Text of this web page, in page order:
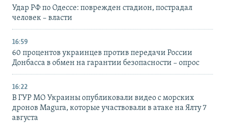
Удар РФ по Одессе: поврежден стадион, пострадал
человек – власти
16:59
60 процентов украинцев против передачи России
Донбасса в обмен на гарантии безопасности – опрос
16:22
В ГУР МО Украины опубликовали видео с морских
дронов Magura, которые участвовали в атаке на Ялту 7
августа